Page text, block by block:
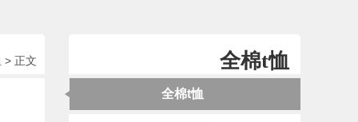
> 正文 全棉t恤
全棉t恤